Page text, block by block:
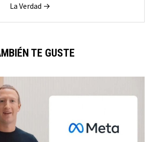
La Verdad →
TE GUSTE